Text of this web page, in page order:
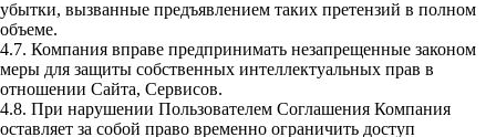
убытки, вызванные предъявлением таких претензий в полном
объеме.
4.7. Компания вправе предпринимать незапрещенные законом
меры для защиты собственных интеллектуальных прав в
отношении Сайта, Сервисов.
4.8. При нарушении Пользователем Соглашения Компания
оставляет за собой право временно ограничить доступ